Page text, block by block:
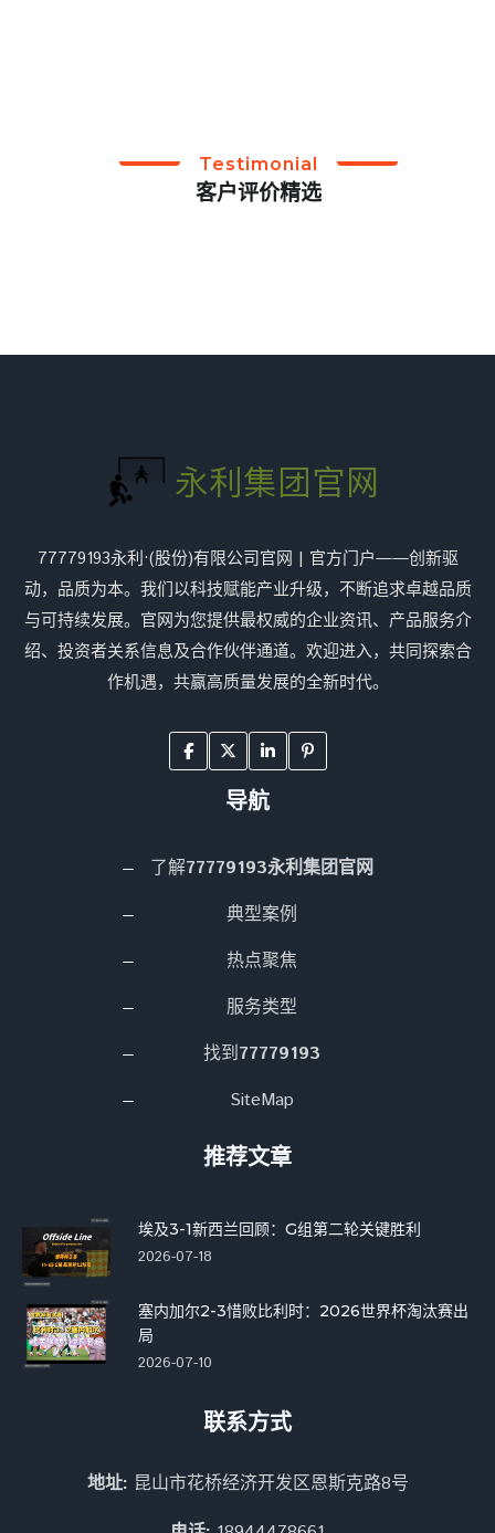
Testimonial
客户评价精选
77779193永利·(股份)有限公司官网 | 官方门户——创新驱
动，品质为本。我们以科技赋能产业升级，不断追求卓越品质
与可持续发展。官网为您提供最权威的企业资讯、产品服务介
绍、投资者关系信息及合作伙伴通道。欢迎进入，共同探索合
作机遇，共赢高质量发展的全新时代。
导航
了解77779193永利集团官网
典型案例
热点聚焦
服务类型
找到77779193
SiteMap
推荐文章
埃及3-1新西兰回顾：G组第二轮关键胜利
2026-07-18
塞内加尔2-3惜败比利时：2026世界杯淘汰赛出
局
2026-07-10
联系方式
地址: 昆山市花桥经济开发区恩斯克路8号